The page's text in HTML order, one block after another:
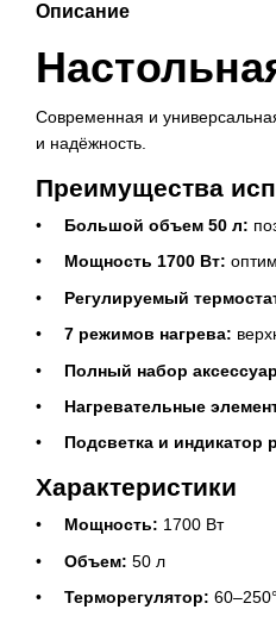
Описание
Современная и
и надёжность.
Преимущества
Большой объем 50 л:
Мощность 1700 Вт:
Регулируемый
7 режимов нагрева:
Полный набор
Нагревательные
Подсветка и индикатор
Характеристики
Мощность: 1700 Вт
Объем: 50 л
Терморегулятор: